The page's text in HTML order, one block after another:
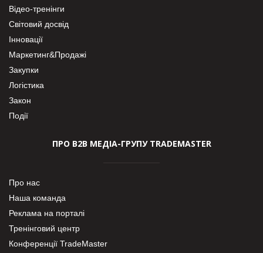
Відео-тренінги
Світовий досвід
Інновації
Маркетинг&Продажі
Закупки
Логістика
Закон
Події
ПРО В2В МЕДІА-ГРУПУ TRADEMASTER
Про нас
Наша команда
Реклама на порталі
Тренінговий центр
Конференції TradeMaster